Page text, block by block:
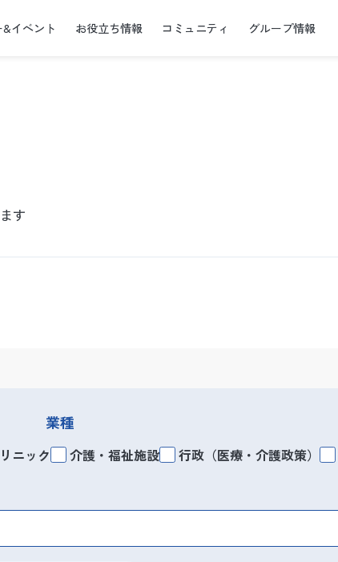
イベント お役立ち情報 コミュニティ グループ情報
す
業種
ニック 介護・福祉施設 行政（医療・介護政策）